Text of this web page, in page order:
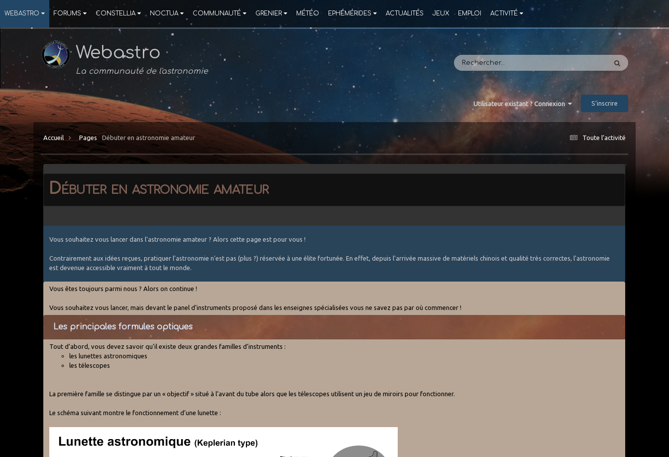
WEBASTRO FORUMS CONSTELLIA NOCTUA COMMUNAUTÉ GRENIER MÉTÉO EPHÉMÉRIDES ACTUALITÉS JEUX EMPLOI ACTIVITÉ
Webastro
La communauté de l'astronomie
Utilisateur existant ? Connexion S’inscrire
Toute l’activité
Accueil Pages Débuter en astronomie amateur
Débuter en astronomie amateur
Vous souhaitez vous lancer dans l'astronomie amateur ? Alors cette page est pour vous !
Contrairement aux idées reçues, pratiquer l'astronomie n'est pas (plus ?) réservée à une élite fortunée. En effet, depuis l'arrivée massive de matériels chinois et qualité très correctes, l'astronomie
est devenue accessible vraiment à tout le monde.
Vous êtes toujours parmi nous ? Alors on continue !
Vous souhaitez vous lancer, mais devant le panel d’instruments proposé dans les enseignes spécialisées vous ne savez pas par où commencer !
Les principales formules optiques
Tout d’abord, vous devez savoir qu’il existe deux grandes familles d’instruments :
les lunettes astronomiques
les télescopes
La première famille se distingue par un « objectif » situé à l’avant du tube alors que les télescopes utilisent un jeu de miroirs pour fonctionner.
Le schéma suivant montre le fonctionnement d’une lunette :